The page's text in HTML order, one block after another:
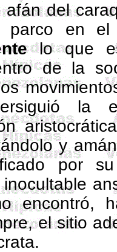
del
parco en el
lo que
de la
la
y
por
encontró,
el sitio